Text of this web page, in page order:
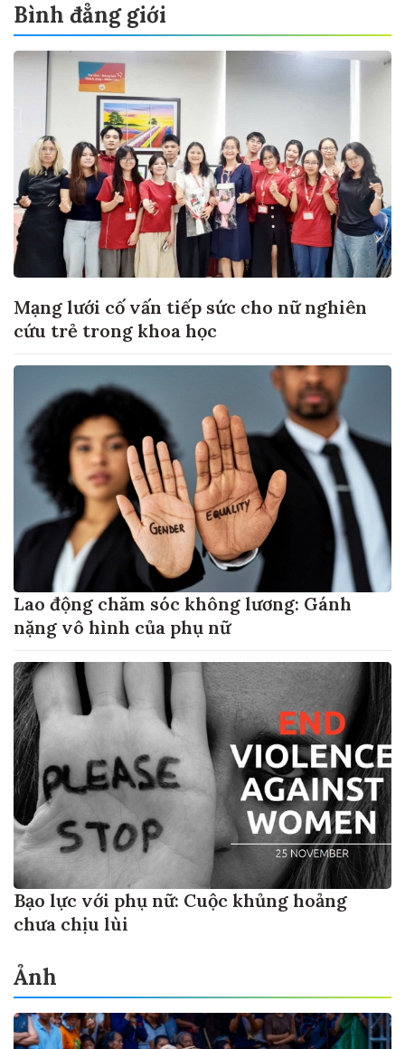
Bình đẳng giới
Mạng lưới cố vấn tiếp sức cho nữ nghiên
cứu trẻ trong khoa học
Lao động chăm sóc không lương: Gánh
nặng vô hình của phụ nữ
Bạo lực với phụ nữ: Cuộc khủng hoảng
chưa chịu lùi
Ảnh